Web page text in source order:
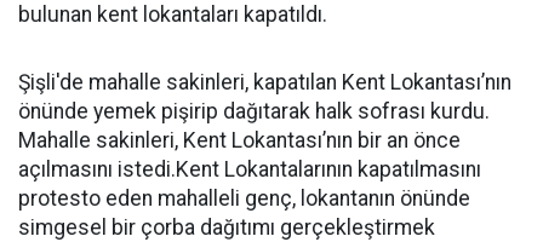
bulunan kent lokantaları kapatıldı.
Şişli'de mahalle sakinleri, kapatılan Kent Lokantası’nın
önünde yemek pişirip dağıtarak halk sofrası kurdu.
Mahalle sakinleri, Kent Lokantası’nın bir an önce
açılmasını istedi.Kent Lokantalarının kapatılmasını
protesto eden mahalleli genç, lokantanın önünde
simgesel bir çorba dağıtımı gerçekleştirmek